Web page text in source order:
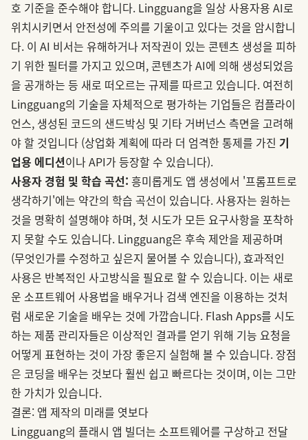
호 기준을 준수해야 합니다. Lingguang을 일상 사용자용 AI로
위치시키면서 안전성에 주의를 기울이고 있다는 것을 암시합니
다. 이 AI 비서는 유해하거나 저작권이 있는 콘텐츠 생성을 피하
기 위한 필터를 가지고 있으며, 콘텐츠가 AI에 의해 생성되었음
을 공개하는 등 새로 떠오르는 규제를 따르고 있습니다. 여전히
Lingguang의 기술을 자체적으로 평가하는 기업들은 컴플라이
언스, 생성된 코드의 샌드박싱 및 기타 거버넌스 측면을 고려해
야 할 것입니다 (상업화 계획에 따라 더 엄격한 통제를 가진 기
업용 에디션이나 API가 등장할 수 있습니다).
사용자 경험 및 학습 곡선: 흥미롭게도 앱 생성에서 '프롬프트로
생각하기'에는 약간의 학습 곡선이 있습니다. 사용자는 원하는
것을 명확히 설명해야 하며, 첫 시도가 모든 요구사항을 포착하
지 못할 수도 있습니다. Lingguang은 후속 제안을 제공하며
(무엇인가를 수정하고 싶은지 물어볼 수 있습니다), 효과적인
사용은 반복적인 사고방식을 필요로 할 수 있습니다. 이는 새로
운 소프트웨어 사용법을 배우거나 검색 엔진을 이용하는 것처
럼 새로운 기술을 배우는 것에 가깝습니다. Flash Apps를 시도
하는 제품 관리자들은 이상적인 결과를 얻기 위해 기능 요청을
어떻게 표현하는 것이 가장 좋은지 실험해 볼 수 있습니다. 장점
은 코딩을 배우는 것보다 훨씬 쉽고 빠르다는 것이며, 이는 그만
한 가치가 있습니다.
결론: 앱 제작의 미래를 엿보다
Lingguang의 플래시 앱 빌더는 소프트웨어를 구상하고 전달